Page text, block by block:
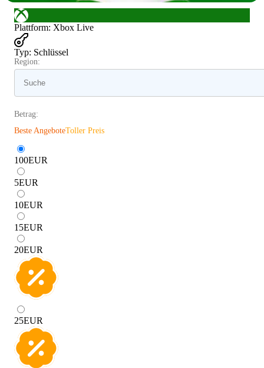
Plattform: Xbox Live
Typ: Schlüssel
Region:
Betrag:
Beste AngeboteToller Preis
100EUR
5EUR
10EUR
15EUR
20EUR
25EUR